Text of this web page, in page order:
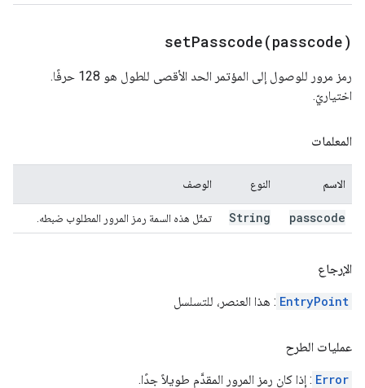
setPasscode(passcode)
رمز مرور للوصول إلى المؤتمر الحد الأقصى للطول هو 128 حرفًا.
اختياريّ.
المعلمات
الاسم النوع الوصف
passcode
String تمثّل هذه السمة رمز المرور المطلوب ضبطه.
الإرجاع
EntryPoint : هذا العنصر، للتسلسل
عمليات الطرح
Error : إذا كان رمز المرور المقدَّم طويلاً جدًا.